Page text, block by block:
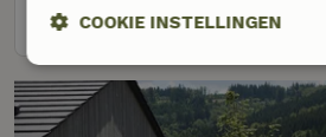
COOKIE INSTELLINGEN
Strikt
noodzakelijk
Prestatie